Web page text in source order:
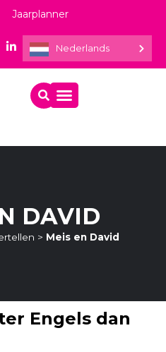
Jaarplanner
Nederlands
DAVID
> Meis en David
Engels dan